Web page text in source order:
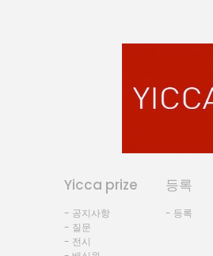
Yicca prize
- 공지사항
- 질문
- 전시
등록
- 등록